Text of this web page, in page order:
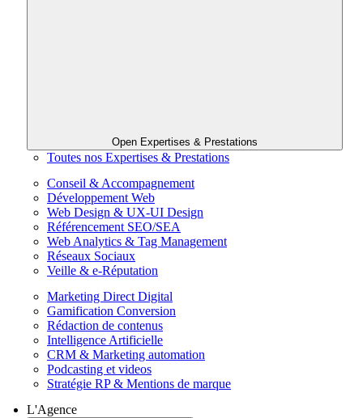
Open Expertises & Prestations
Toutes nos Expertises & Prestations
Conseil & Accompagnement
Développement Web
Web Design & UX-UI Design
Référencement SEO/SEA
Web Analytics & Tag Management
Réseaux Sociaux
Veille & e-Réputation
Marketing Direct Digital
Gamification Conversion
Rédaction de contenus
Intelligence Artificielle
CRM & Marketing automation
Podcasting et videos
Stratégie RP & Mentions de marque
L'Agence